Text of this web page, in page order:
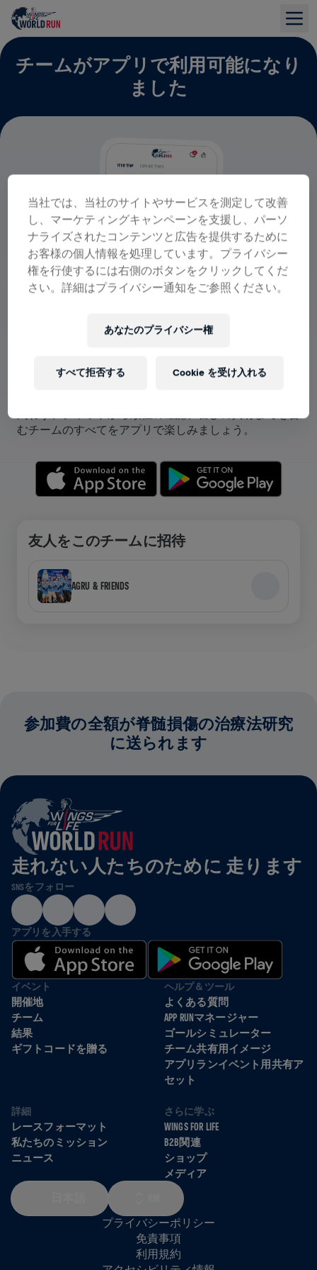
チームがアプリで利用可能になり
ました
アプリでチームが表示できます！
むチームのすべてをアプリで楽しみましょう。
友人をこのチームに招待
AGRU & FRIENDS
参加費の全額が脊髄損傷の治療法研究
に送られます
走れない人たちのために 走ります
SNSをフォロー
アプリを入手する
イベント
開催地
チーム
結果
ギフトコードを贈る
ヘルプ＆ツール
よくある質問
APP RUNマネージャー
ゴールシミュレーター
チーム共有用イメージ
アプリランイベント用共有ア
セット
詳細
レースフォーマット
私たちのミッション
ニュース
さらに学ぶ
WINGS FOR LIFE
B2B関連
ショップ
メディア
プライバシーポリシー
免責事項
利用規約
当社では、当社のサイトやサービスを測定して改善
し、マーケティングキャンペーンを支援し、パーソ
ナライズされたコンテンツと広告を提供するために
お客様の個人情報を処理しています。プライバシー
権を行使するには右側のボタンをクリックしてくだ
さい。詳細はプライバシー通知をご参照ください。
あなたのプライバシー権
すべて拒否する Cookie を受け入れる